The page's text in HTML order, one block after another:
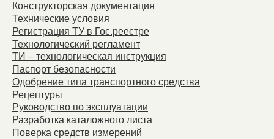
Конструкторская документация
Технические условия
Регистрация ТУ в Гос.реестре
Технологический регламент
ТИ – технологическая инструкция
Паспорт безопасности
Одобрение типа транспортного средства
Рецептуры
Руководство по эксплуатации
Разработка каталожного листа
Поверка средств измерений